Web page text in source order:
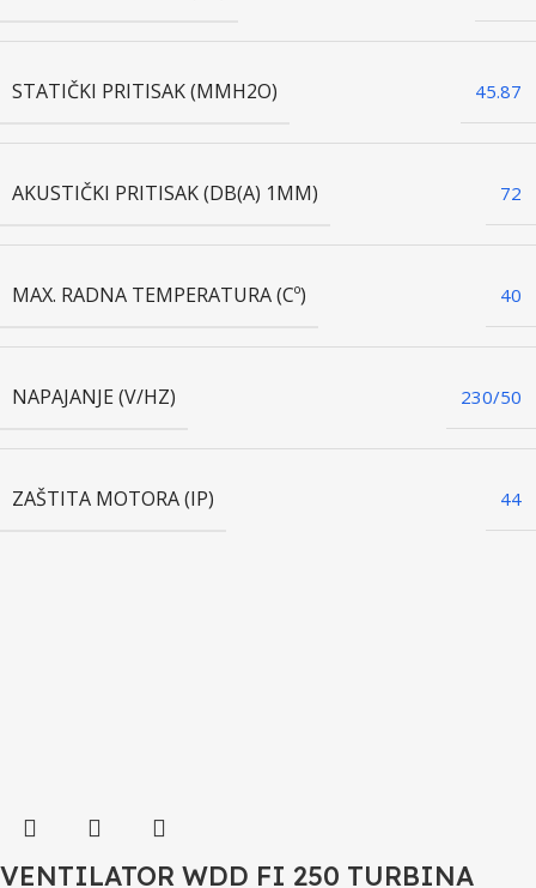
STATIČKI PRITISAK (MMH2O) 45.87
AKUSTIČKI PRITISAK (DB(A) 1MM) 72
MAX. RADNA TEMPERATURA (Cº) 40
NAPAJANJE (V/HZ) 230/50
ZAŠTITA MOTORA (IP) 44
VENTILATOR WDD FI 250 TURBINA